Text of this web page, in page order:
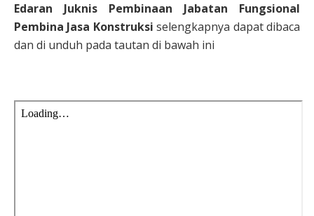
Edaran Juknis Pembinaan Jabatan Fungsional
Pembina Jasa Konstruksi selengkapnya dapat dibaca
dan di unduh pada tautan di bawah ini